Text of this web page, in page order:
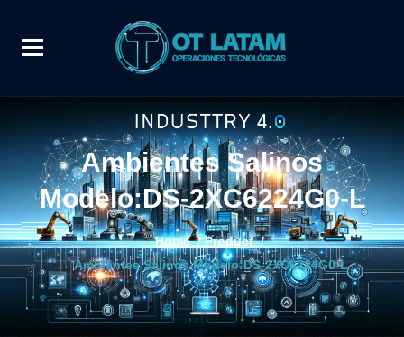
Ambientes Salinos
Modelo:DS-2XC6224G0-L
Home/Product/
Ambientes Salinos Modelo:DS-2XC6224G0-L